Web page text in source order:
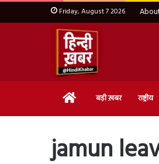
Friday, August 7 2026
Home बड़ी ख़बर राष्ट्रीय
jamun